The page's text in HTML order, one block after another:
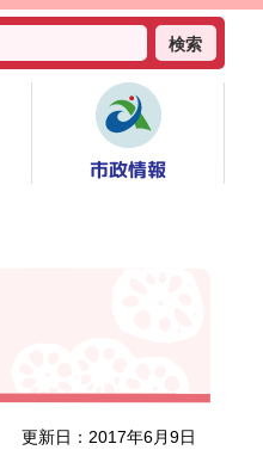
検索
市政情報
更新日：2017年6月9日